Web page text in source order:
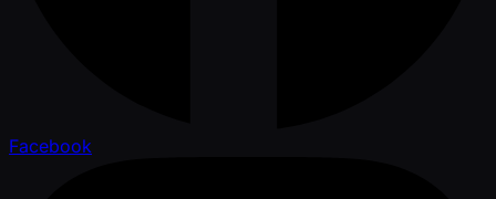
Facebook